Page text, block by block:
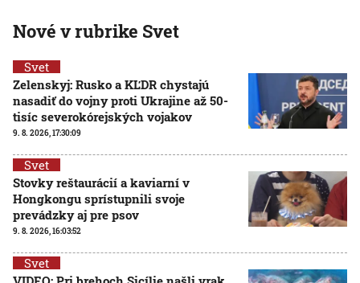
Nové v rubrike Svet
Svet
Zelenskyj: Rusko a KĽDR chystajú
nasadiť do vojny proti Ukrajine až 50-
tisíc severokórejských vojakov
9. 8. 2026, 17:30:09
Svet
Stovky reštaurácií a kaviarní v
Hongkongu sprístupnili svoje
prevádzky aj pre psov
9. 8. 2026, 16:03:52
Svet